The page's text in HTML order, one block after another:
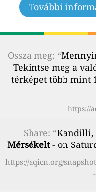
További
Ossza meg: “
Tekintse meg a
térképet több mint
https://
Share: “Kandilli,
Mérsékelt- on
https://aqicn.org/